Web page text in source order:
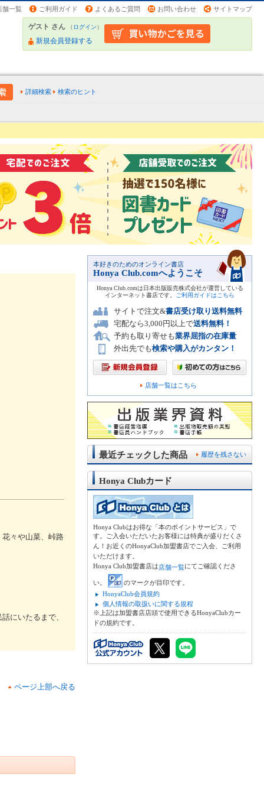
舗一覧 ご利用ガイド よくあるご質問 お問い合わせ サイトマップ
ゲスト さん （ログイン）
新規会員登録する
詳細検索 検索のヒント
々や山菜、峠路
にいたるまで、
ページ上部へ戻る
本好きのためのオンライン書店
Honya Club.comへようこそ
Honya Club.comは日本出版販売株式会社が運営している
インターネット書店です。
ご利用ガイドはこちら
サイトで注文&書店受け取り送料無料
宅配なら3,000円以上で送料無料！
予約も取り寄せも業界屈指の在庫量
外出先でも検索や購入がカンタン！
店舗一覧はこちら
履歴を残さない
最近チェックした商品
Honya Clubカード
Honya Clubはお得な「本のポイントサービス」で
す。ご入会いただいたお客様には特典が盛りだくさ
ん！お近くのHonyaClub加盟書店でご入会、ご利用
いただけます。
Honya Club加盟書店は店舗一覧にてご確認くださ
い。
のマークが目印です。
HonyaClub会員規約
個人情報の取扱いに関する規程
※上記は加盟書店店頭で使用できるHonyaClubカー
ドの規約です。